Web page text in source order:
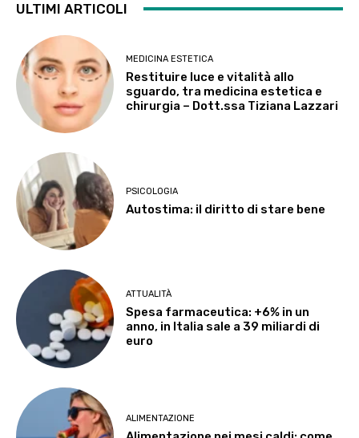
ULTIMI ARTICOLI
MEDICINA ESTETICA
Restituire luce e vitalità allo
sguardo, tra medicina estetica e
chirurgia – Dott.ssa Tiziana Lazzari
PSICOLOGIA
Autostima: il diritto di stare bene
ATTUALITÀ
Spesa farmaceutica: +6% in un
anno, in Italia sale a 39 miliardi di
euro
ALIMENTAZIONE